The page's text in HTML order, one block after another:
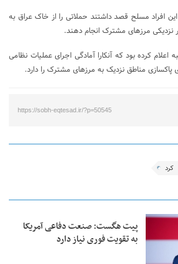
افراد مسلح قصد داشتند حملاتی را از خاک عراق به
نزدیکی مرزهای مشترک انجام دهند.
اعلام کرده بود که آنکارا آمادگی اجرای عملیات نظامی
پاکسازی مناطق نزدیک به مرزهای مشترک را دارد.
https://sobh-eqtesad.ir/?p=50545
کرد
پیت هگست: صنعت دفاعی آمریکا
به تقویت فوری نیاز دارد